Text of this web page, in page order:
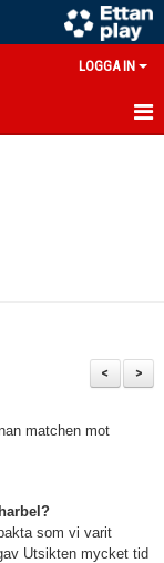
LOGGA IN
>
<
matchen mot
som vi varit
Utsikten mycket tid